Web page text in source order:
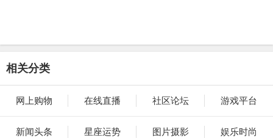
相关分类
网上购物 在线直播 社区论坛 游戏平台
新闻头条 星座运势 图片摄影 娱乐时尚